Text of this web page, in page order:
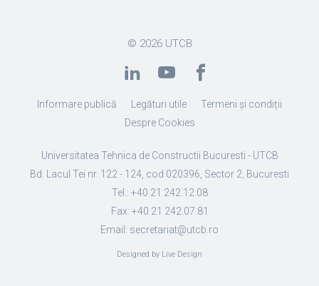
© 2026 UTCB
Informare publică Legături utile
Termeni și condiții
Despre Cookies
Universitatea Tehnica de Constructii Bucuresti - UTCB
Bd. Lacul Tei nr. 122 - 124, cod 020396, Sector 2, Bucuresti
Tel.: +40 21 242.12.08
Fax: +40 21 242.07.81
Email: secretariat@utcb.ro
Designed by Live Design